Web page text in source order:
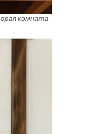
комната